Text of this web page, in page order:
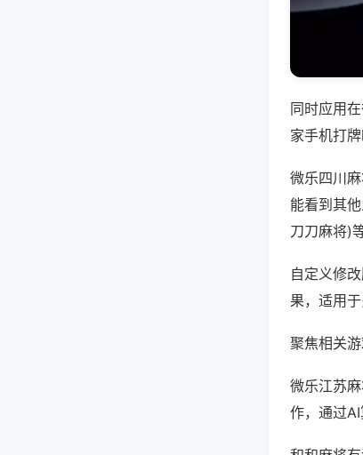
同时应用
家手机打
微乐四川
能看到其
刀刀麻将)
自定义修
果，适用
聚焦相关游
微乐江苏
作，通过AI